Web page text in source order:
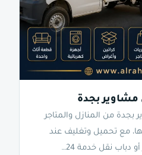
بجدة
من المنازل والمتاجر
مع تحميل وتغليف عند
نقل خدمة 24…